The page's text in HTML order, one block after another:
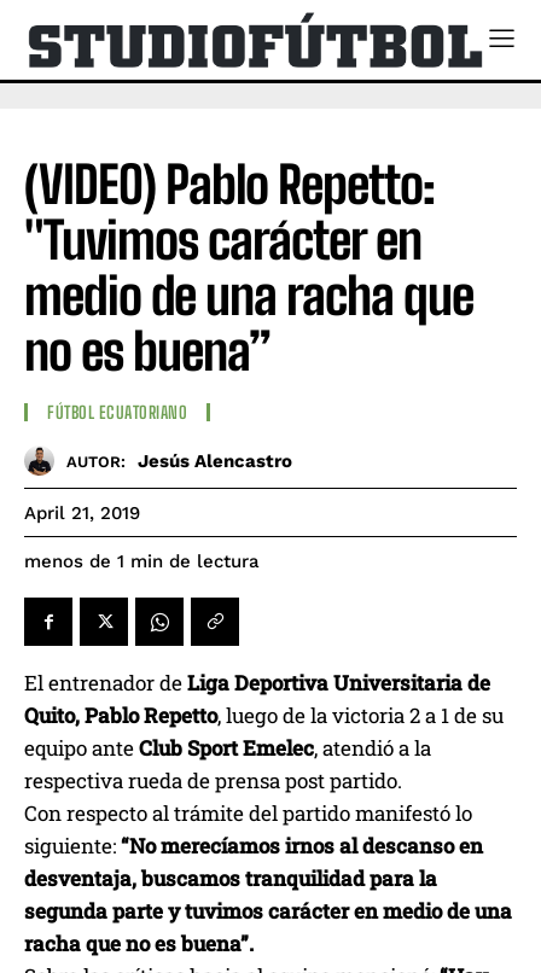
(VIDEO) Pablo Repetto:
"Tuvimos carácter en
medio de una racha que
no es buena”
FÚTBOL ECUATORIANO
AUTOR: Jesús Alencastro
April 21, 2019
menos de 1 min de lectura
El entrenador deLiga Deportiva Universitaria de
Quito, Pablo Repetto, luego de la victoria 2 a 1 de su
equipo anteClub Sport Emelec, atendió a la
respectiva rueda de prensa post partido.
Con respecto al trámite del partido manifestó lo
siguiente:“No merecíamos irnos al descanso en
desventaja, buscamos tranquilidad para la
segunda parte y tuvimos carácter en medio de una
racha que no es buena”.